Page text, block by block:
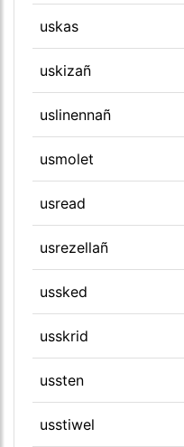
uskas
uskizañ
uslinennañ
usmolet
usread
usrezellañ
ussked
usskrid
ussten
usstiwel